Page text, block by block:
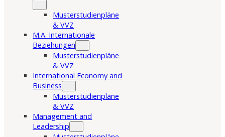
Musterstudienpläne
& VVZ
M.A. Internationale
Beziehungen
Musterstudienpläne
& VVZ
International Economy and
Business
Musterstudienpläne
& VVZ
Management and
Leadership